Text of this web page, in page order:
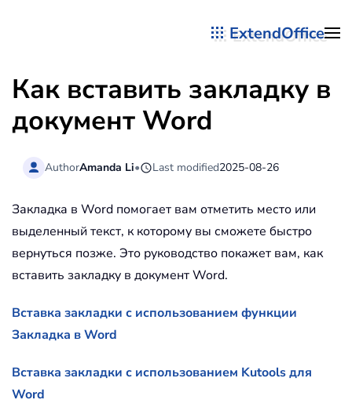
ExtendOffice
Как вставить закладку в
документ Word
AuthorAmanda Li• Last modified2025-08-26
Закладка в Word помогает вам отметить место или
выделенный текст, к которому вы сможете быстро
вернуться позже. Это руководство покажет вам, как
вставить закладку в документ Word.
Вставка закладки с использованием функции
Закладка в Word
Вставка закладки с использованием Kutools для
Word